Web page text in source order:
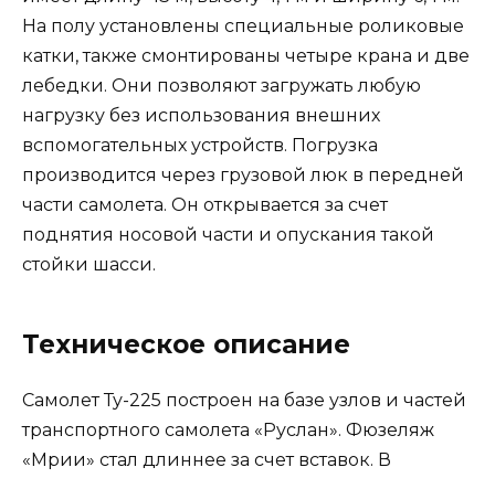
На полу установлены специальные роликовые
катки, также смонтированы четыре крана и две
лебедки. Они позволяют загружать любую
нагрузку без использования внешних
вспомогательных устройств. Погрузка
производится через грузовой люк в передней
части самолета. Он открывается за счет
поднятия носовой части и опускания такой
стойки шасси.
Техническое описание
Самолет Ту-225 построен на базе узлов и частей
транспортного самолета «Руслан». Фюзеляж
«Мрии» стал длиннее за счет вставок. В